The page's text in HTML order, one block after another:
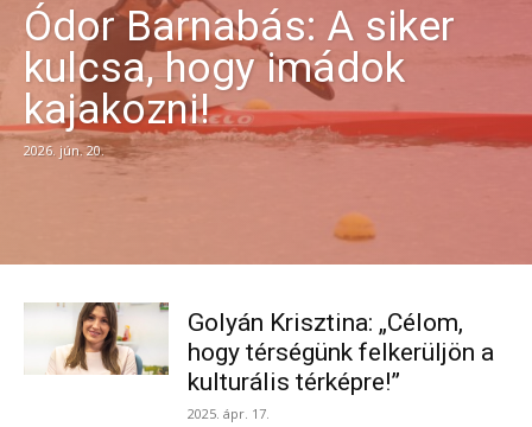
Ódor Barnabás: A siker
kulcsa, hogy imádok
kajakozni!
2026. jún. 20.
Golyán Krisztina: „Célom,
hogy térségünk felkerüljön a
kulturális térképre!”
2025. ápr. 17.